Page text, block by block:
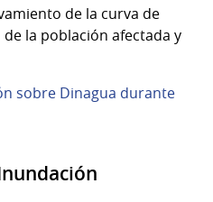
de la curva de
la población afectada y
sobre Dinagua durante